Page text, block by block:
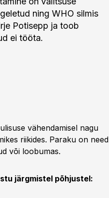
ning WHO silmis
Potisepp ja toob
ei tööta.
vähendamisel nagu
riikides. Paraku on need
või loobumas.
järgmistel põhjustel: